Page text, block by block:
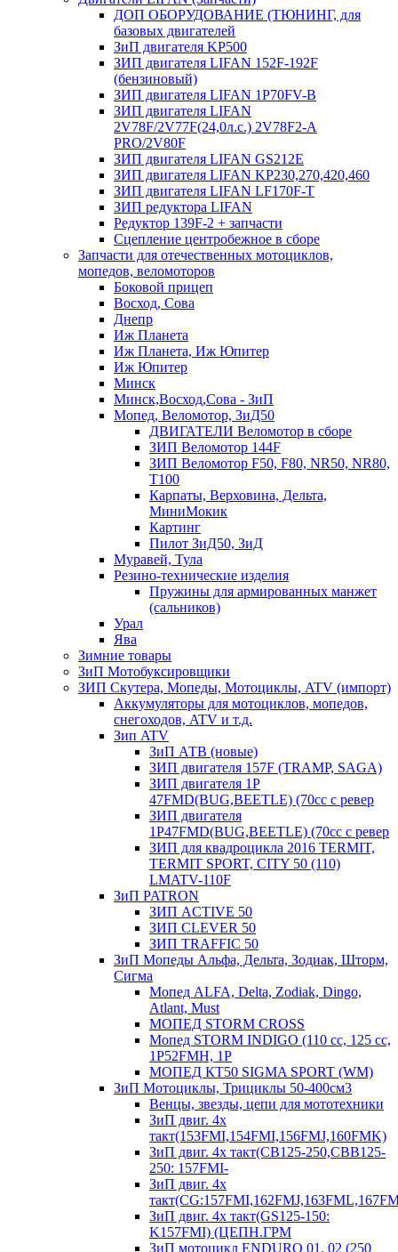
ДОП ОБОРУДОВАНИЕ (ТЮНИНГ, для
базовых двигателей
ЗиП двигателя KP500
ЗИП двигателя LIFAN 152F-192F
(бензиновый)
ЗИП двигателя LIFAN 1P70FV-B
ЗИП двигателя LIFAN
2V78F/2V77F(24,0л.с.) 2V78F2-A
PRO/2V80F
ЗИП двигателя LIFAN GS212E
ЗИП двигателя LIFAN KP230,270,420,460
ЗИП двигателя LIFAN LF170F-T
ЗИП редуктора LIFAN
Редуктор 139F-2 + запчасти
Сцепление центробежное в сборе
Запчасти для отечественных мотоциклов,
мопедов, веломоторов
Боковой прицеп
Восход, Сова
Днепр
Иж Планета
Иж Планета, Иж Юпитер
Иж Юпитер
Минск
Минск,Восход,Сова - ЗиП
Мопед, Веломотор, ЗиД50
ДВИГАТЕЛИ Веломотор в сборе
ЗИП Веломотор 144F
ЗИП Веломотор F50, F80, NR50, NR80,
T100
Карпаты, Верховина, Дельта,
МиниМокик
Картинг
Пилот ЗиД50, ЗиД
Муравей, Тула
Резино-технические изделия
Пружины для армированных манжет
(сальников)
Урал
Ява
Зимние товары
ЗиП Мотобуксировщики
ЗИП Скутера, Мопеды, Мотоциклы, ATV (импорт)
Аккумуляторы для мотоциклов, мопедов,
снегоходов, ATV и т.д.
Зип ATV
ЗиП АТВ (новые)
ЗИП двигателя 157F (TRAMP, SAGA)
ЗИП двигателя 1P
47FMD(BUG,BEETLE) (70cc с ревер
ЗИП двигателя
1P47FMD(BUG,BEETLE) (70cc с ревер
ЗИП для квадроцикла 2016 TERMIT,
TERMIT SPORT, CITY 50 (110)
LMATV-110F
ЗиП PATRON
ЗИП ACTIVE 50
ЗИП CLEVER 50
ЗИП TRAFFIC 50
ЗиП Мопеды Альфа, Дельта, Зодиак, Шторм,
Сигма
Мопед ALFA, Delta, Zodiak, Dingo,
Atlant, Must
МОПЕД STORM CROSS
Мопед STORM INDIGO (110 сс, 125 cc,
1P52FMH, 1P
МОПЕД КТ50 SIGMA SPORT (WM)
ЗиП Мотоциклы, Трициклы 50-400см3
Венцы, звезды, цепи для мототехники
ЗиП двиг. 4х
такт(153FMI,154FMI,156FMJ,160FMK)
ЗиП двиг. 4х такт(CB125-250,CBB125-
250: 157FMI-
ЗиП двиг. 4х
ЗиП двиг. 4х такт(GS125-150:
K157FMI) (ЦЕПН.ГРМ
ЗиП мотоцикл ENDURO 01, 02 (250